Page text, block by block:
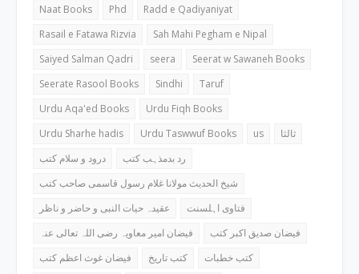
Naat Books
Phd
Radd e Qadiyaniyat
Rasail e Fatawa Rizvia
Sah Mahi Pegham e Nipal
Saiyed Salman Qadri
seera
Seerat w Sawaneh Books
Seerate Rasool Books
Sindhi
Taruf
Urdu Aqa'ed Books
Urdu Fiqh Books
Urdu Sharhe hadis
Urdu Taswwuf Books us
ثالثا
درود و سلام کتب
رد بدمذہب کتب
شیخ الحدیث مولانا غلام رسول قاسمی صاحب کتب
عقیدہ حیات النبی و حاضر و ناظر
فتاوی اہلسنت
فیضان امیر معاویہ رضی اللہ تعالی عنہ
فیضان صدیق اکبر کتب
فیضان غوث اعظم کتب
کتب تاریخ
کتب خطبات